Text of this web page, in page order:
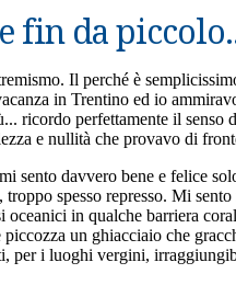
fin da
Il perché è
in Trentino ed io
ricordo perfettamente il
e nullità che provavo di
sento davvero bene e felice
spesso represso. Mi
in qualche barriera
un ghiacciaio che
per i luoghi vergini,